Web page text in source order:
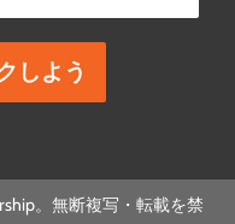
。無断複写・転載を禁